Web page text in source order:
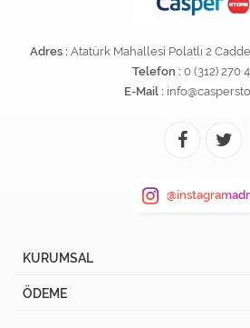
Adres : Atatürk Mahallesi Polatlı 2
Telefon : 0 (312) 270
E-Mail :
KURUMSAL
ÖDEME